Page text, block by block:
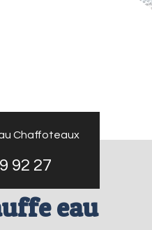
Chaffoteaux
92 27
eau